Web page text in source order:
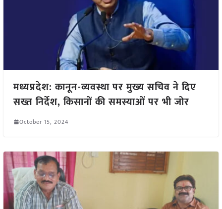
मध्यप्रदेश: कानून-व्यवस्था पर मुख्य सचिव ने दिए
सख्त निर्देश, किसानों की समस्याओं पर भी जोर
October 15, 2024